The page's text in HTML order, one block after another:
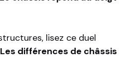
lisez ce duel
Les différences de châssis